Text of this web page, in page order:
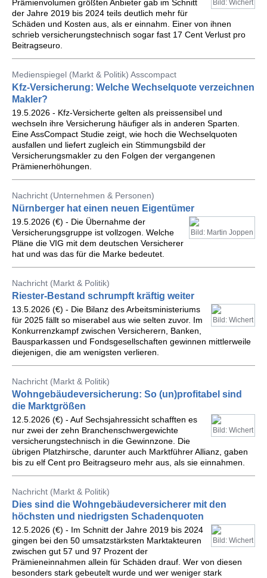
Bild: Wichert
Prämienvolumen größten Anbieter gab im Schnitt
der Jahre 2019 bis 2024 teils deutlich mehr für
Schäden und Kosten aus, als er einnahm. Einer von ihnen
schrieb versicherungstechnisch sogar fast 17 Cent Verlust pro
Beitragseuro.
Medienspiegel (Markt & Politik) Asscompact
Kfz-Versicherung: Welche Wechselquote verzeichnen
Makler?
19.5.2026 - Kfz-Versicherte gelten als preissensibel und
wechseln ihre Versicherung häufiger als in anderen Sparten.
Eine AssCompact Studie zeigt, wie hoch die Wechselquoten
ausfallen und liefert zugleich ein Stimmungsbild der
Versicherungsmakler zu den Folgen der vergangenen
Prämienerhöhungen.
Nachricht (Unternehmen & Personen)
Nürnberger hat einen neuen Eigentümer
Bild: Martin Joppen
19.5.2026 (€) - Die Übernahme der
Versicherungsgruppe ist vollzogen. Welche
Pläne die VIG mit dem deutschen Versicherer
hat und was das für die Marke bedeutet.
Nachricht (Markt & Politik)
Riester-Bestand schrumpft kräftig weiter
Bild: Wichert
13.5.2026 (€) - Die Bilanz des Arbeitsministeriums
für 2025 fällt so miserabel aus wie selten zuvor. Im
Konkurrenzkampf zwischen Versicherern, Banken,
Bausparkassen und Fondsgesellschaften gewinnen mittlerweile
diejenigen, die am wenigsten verlieren.
Nachricht (Markt & Politik)
Wohngebäudeversicherung: So (un)profitabel sind
die Marktgrößen
Bild: Wichert
12.5.2026 (€) - Auf Sechsjahressicht schafften es
nur zwei der zehn Branchenschwergewichte
versicherungstechnisch in die Gewinnzone. Die
übrigen Platzhirsche, darunter auch Marktführer Allianz, gaben
bis zu elf Cent pro Beitragseuro mehr aus, als sie einnahmen.
Nachricht (Markt & Politik)
Dies sind die Wohngebäudeversicherer mit den
höchsten und niedrigsten Schadenquoten
Bild: Wichert
12.5.2026 (€) - Im Schnitt der Jahre 2019 bis 2024
gingen bei den 50 umsatzstärksten Marktakteuren
zwischen gut 57 und 97 Prozent der
Prämieneinnahmen allein für Schäden drauf. Wer von diesen
besonders stark gebeutelt wurde und wer weniger stark